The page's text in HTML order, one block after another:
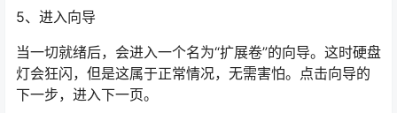
5、进入向导
当一切就绪后，会进入一个名为“扩展卷”的向导。这时硬盘
灯会狂闪，但是这属于正常情况，无需害怕。点击向导的
下一步，进入下一页。